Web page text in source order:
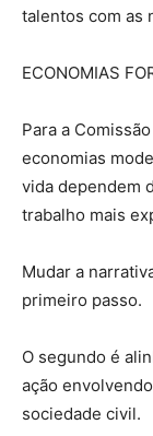
talentos com as
ECONOMIAS
Para a
economias
vida dependem
trabalho mais
Mudar a
primeiro passo.
O segundo é
ação
sociedade civil.